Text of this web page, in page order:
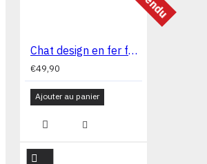
Chat design en fer forgé décoratif Chat70
€49,90
Ajouter au panier